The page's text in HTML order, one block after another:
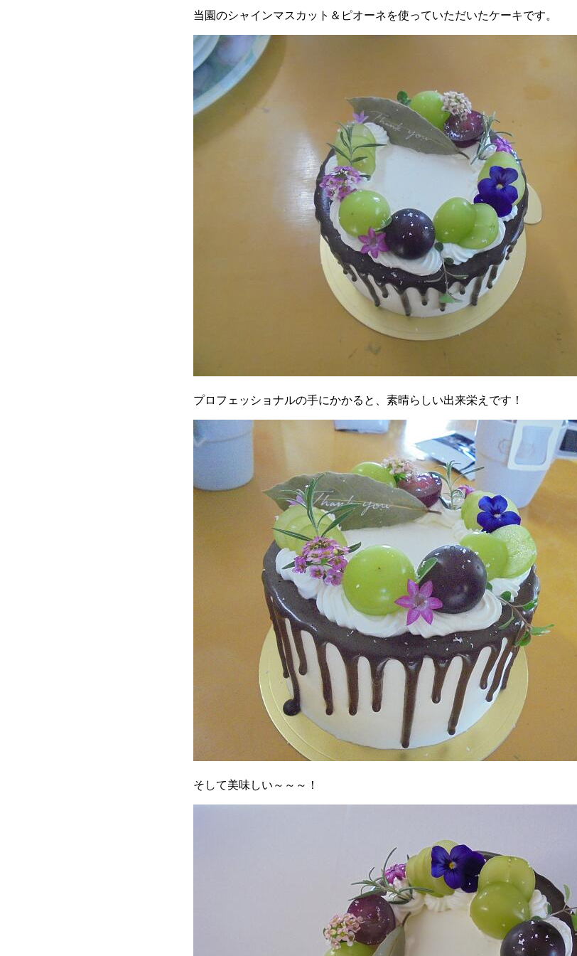
当園のシャインマスカット＆ピオーネを使っていただいたケーキです。
プロフェッショナルの手にかかると、素晴らしい出来栄えです！
そして美味しい～～～！